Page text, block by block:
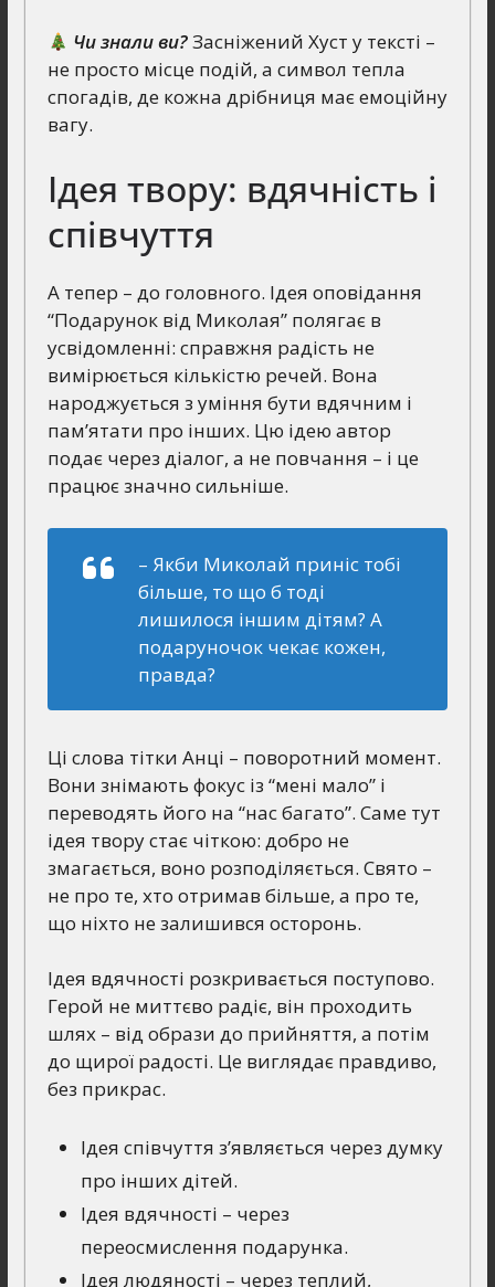
Чи знали ви?Засніжений Хуст у тексті –
не просто місце подій, а символ тепла
спогадів, де кожна дрібниця має емоційну
вагу.
Ідея твору: вдячність і
співчуття
А тепер – до головного. Ідея оповідання
“Подарунок від Миколая” полягає в
усвідомленні: справжня радість не
вимірюється кількістю речей. Вона
народжується з уміння бути вдячним і
пам’ятати про інших. Цю ідею автор
подає через діалог, а не повчання – і це
працює значно сильніше.
– Якби Миколай приніс тобі
більше, то що б тоді
лишилося іншим дітям? А
подаруночок чекає кожен,
правда?
Ці слова тітки Анці – поворотний момент.
Вони знімають фокус із “мені мало” і
переводять його на “нас багато”. Саме тут
ідея твору стає чіткою: добро не
змагається, воно розподіляється. Свято –
не про те, хто отримав більше, а про те,
що ніхто не залишився осторонь.
Ідея вдячності розкривається поступово.
Герой не миттєво радіє, він проходить
шлях – від образи до прийняття, а потім
до щирої радості. Це виглядає правдиво,
без прикрас.
Ідея співчуття з’являється через думку
про інших дітей.
Ідея вдячності – через
переосмислення подарунка.
Ідея людяності – через теплий,